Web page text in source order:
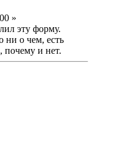
»
эту форму.
ни о чем, есть
почему и нет.